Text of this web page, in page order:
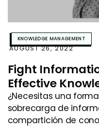
KNOWLEDGE MANAGEMENT
AUGUST 26, 2022
Fight
Effective
¿Necesitas una
sobrecarga de
compartición de